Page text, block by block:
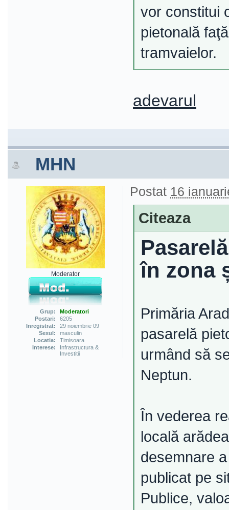
vor constitui
pietonală
tramvaielor.
adevarul
MHN
Moderator
Grup:
Moderatori
Postari:
6205
Inregistrat:
29 noiembrie 09
Sexul:
masculin
Locatia:
Timisoara
Interese:
Infrastructura &
Investitii
Postat 16
Citeaza
în zona
Primăria
pasarelă
urmând să
Neptun.
În vederea
locală
desemnare
publicat pe
Publice,